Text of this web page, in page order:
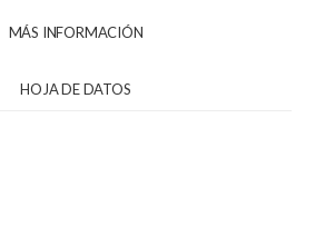
MÁS INFORMACIÓN
HOJA DE DATOS